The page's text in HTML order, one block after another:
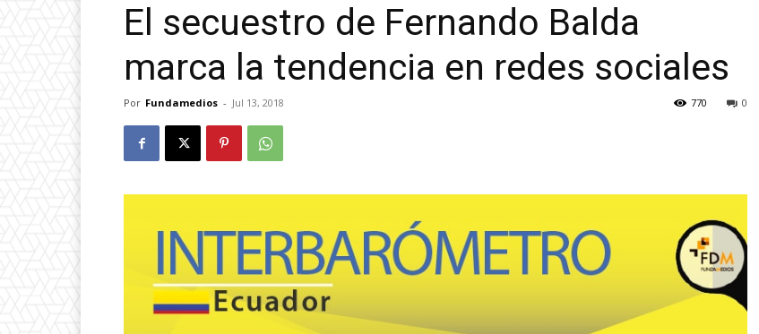
El secuestro de Fernando Balda
marca la tendencia en redes sociales
Por Fundamedios - Jul 13, 2018 0
770